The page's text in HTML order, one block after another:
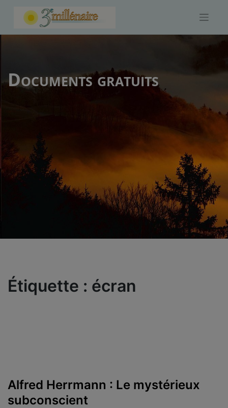
Documents gratuits
Étiquette : écran
Alfred Herrmann : Le mystérieux
subconscient